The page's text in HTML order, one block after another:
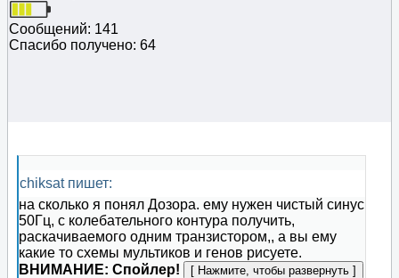
Сообщений: 141
Спасибо получено: 64
chiksat пишет:
на сколько я понял Дозора. ему нужен чистый синус
50Гц, с колебательного контура получить,
раскачиваемого одним транзистором,, а вы ему
какие то схемы мультиков и генов рисуете.
ВНИМАНИЕ: Спойлер!